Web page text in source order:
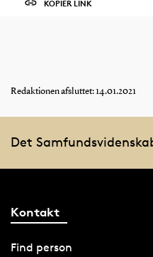
KOPIÉR LINK
Redaktionen afsluttet: 14.01.2021
Det
Kontakt
Find person